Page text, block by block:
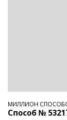
МИЛЛИОН
Способ №